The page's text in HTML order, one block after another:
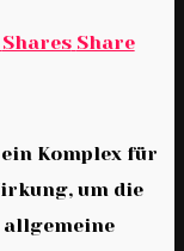
Shares Share
Komplex für
um die